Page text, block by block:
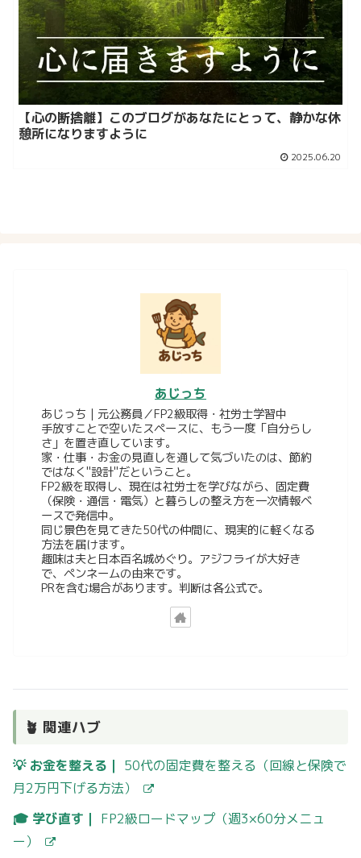
【心の断捨離】このブログがあなたにとって、静かな休
憩所になりますように
2025.06.20
あじっち
あじっち｜元公務員／FP2級取得・社労士学習中
手放すことで空いたスペースに、もう一度「自分らし
さ」を置き直しています。
家・仕事・お金の見直しを通して気づいたのは、節約
ではなく"設計"だということ。
FP2級を取得し、現在は社労士を学びながら、固定費
（保険・通信・電気）と暮らしの整え方を一次情報ベ
ースで発信中。
同じ景色を見てきた50代の仲間に、現実的に軽くなる
方法を届けます。
趣味は夫と日本百名城めぐり。アジフライが大好き
で、ペンネームの由来です。
PRを含む場合があります。判断は各公式で。
🪴 関連ハブ
💡 お金を整える｜ 50代の固定費を整える（回線と保険で
月2万円下げる方法）
🎓 学び直す｜ FP2級ロードマップ（週3×60分メニュ
ー）